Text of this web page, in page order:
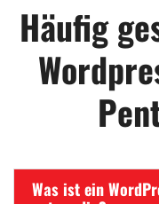
Häufig
Was ist ein